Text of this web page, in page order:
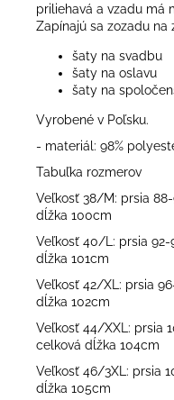
priliehavá a vzadu má
Zapínajú sa zozadu na
šaty na svadbu
šaty na oslavu
šaty na
Vyrobené v Poľsku.
- materiál: 98%
Tabuľka rozmerov
Veľkosť 38/M: prsia
dĺžka 100cm
Veľkosť 40/L: prsia 92-
dĺžka 101cm
Veľkosť 42/XL: prsia
dĺžka 102cm
Veľkosť 44/XXL: prsia
celková dĺžka 104cm
Veľkosť 46/3XL: prsia
dĺžka 105cm